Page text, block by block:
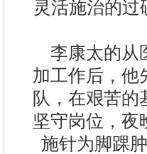
灵活施治的过
李康太的从
加工作后，他
队，在艰苦
坚守岗位，夜
施针为脚踝